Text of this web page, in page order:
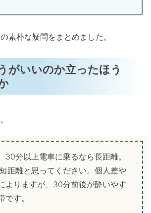
素朴な疑問をまとめました。
がいいのか立ったほう
。
30分以上電車に乗るなら長距離。
距離と思ってください。個人差や
よりますが、30分前後が酔いやす
です。